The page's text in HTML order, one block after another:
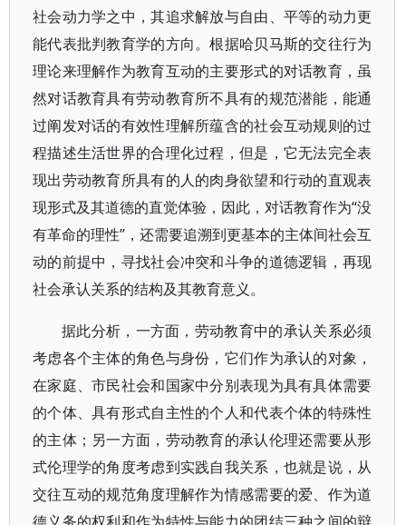
社会动力学之中，其追求解放与自由、平等的动力更
能代表批判教育学的方向。根据哈贝马斯的交往行为
理论来理解作为教育互动的主要形式的对话教育，虽
然对话教育具有劳动教育所不具有的规范潜能，能通
过阐发对话的有效性理解所蕴含的社会互动规则的过
程描述生活世界的合理化过程，但是，它无法完全表
现出劳动教育所具有的人的肉身欲望和行动的直观表
现形式及其道德的直觉体验，因此，对话教育作为“没
有革命的理性”，还需要追溯到更基本的主体间社会互
动的前提中，寻找社会冲突和斗争的道德逻辑，再现
社会承认关系的结构及其教育意义。
据此分析，一方面，劳动教育中的承认关系必须
考虑各个主体的角色与身份，它们作为承认的对象，
在家庭、市民社会和国家中分别表现为具有具体需要
的个体、具有形式自主性的个人和代表个体的特殊性
的主体；另一方面，劳动教育的承认伦理还需要从形
式伦理学的角度考虑到实践自我关系，也就是说，从
交往互动的规范角度理解作为情感需要的爱、作为道